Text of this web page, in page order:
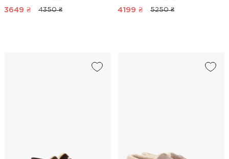
3649 ₴ 4350 ₴ 4199 ₴ 5250 ₴